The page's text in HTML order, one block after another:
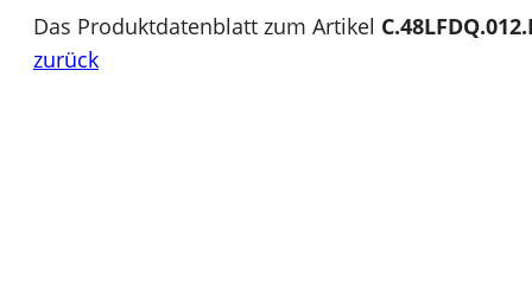
Das Produktdatenblatt zum Artikel
zurück